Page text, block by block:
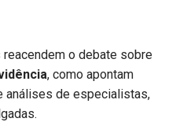
o debate sobre
, como apontam
análises de especialistas,